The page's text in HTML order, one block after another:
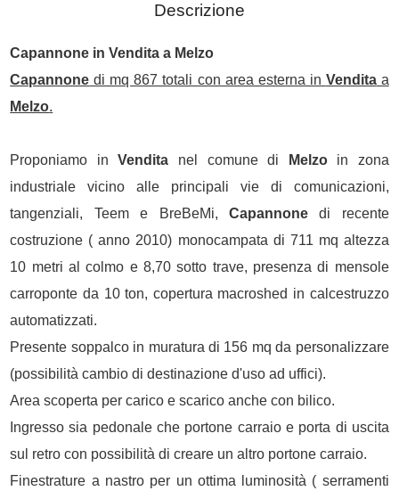
Descrizione
Capannone inVendita a Melzo
Capannone di mq 867 totali con area esterna in Venditaa
Melzo.
Proponiamo inVendita nel comune di Melzoin zona
industriale vicino alle principali vie di comunicazioni,
tangenziali, Teem e BreBeMi, Capannonedi recente
costruzione ( anno 2010) monocampata di 711 mq altezza
10 metri al colmo e 8,70 sotto trave, presenza di mensole
carroponte da 10 ton, copertura macroshed in calcestruzzo
automatizzati.
Presente soppalco in muratura di 156 mq da personalizzare
(possibilità cambio di destinazione d'uso ad uffici).
Area scoperta per carico e scarico anche con bilico.
Ingresso sia pedonale che portone carraio e porta di uscita
sul retro con possibilità di creare un altro portone carraio.
Finestrature a nastro per un ottima luminosità ( serramenti